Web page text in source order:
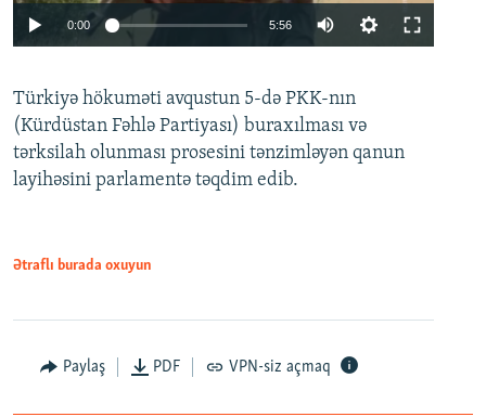
Auto 240p 360p 480p
720p 1080p
0:00 5:56
360p
480p
Türkiyə hökuməti avqustun 5-də PKK-nın
(Kürdüstan Fəhlə Partiyası) buraxılması və
tərksilah olunması prosesini tənzimləyən qanun
layihəsini parlamentə təqdim edib.
Ətraflı burada oxuyun
Paylaş PDF VPN-siz açmaq